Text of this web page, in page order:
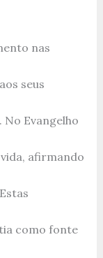
nas
seus
No Evangelho
afirmando
como fonte